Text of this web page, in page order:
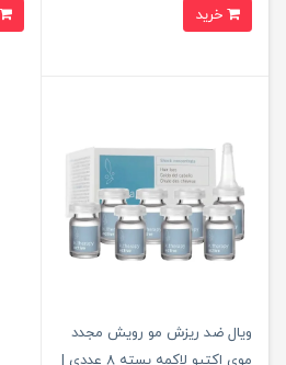
ویال ضد ریزش مو رویش مجدد
موی اکتیو لاکمه بسته 8 عددی |